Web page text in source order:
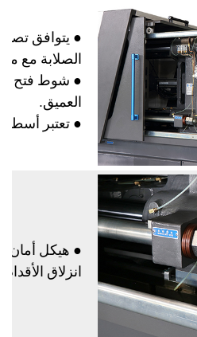
● يتوافق
الصلابة مع
● شوط فتح
العميق.
● تعتبر
● هيكل أمان
انزلاق